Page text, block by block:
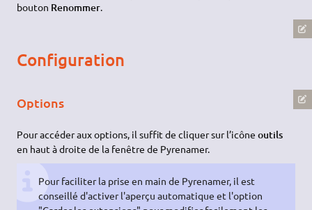
bouton Renommer.
Configuration
Options
Pour accéder aux options, il suffit de cliquer sur l’icôneoutils
en haut à droite de la fenêtre de Pyrenamer.
Pour faciliter la prise en main de Pyrenamer, il est
conseillé d'activer l'aperçu automatique et l'option